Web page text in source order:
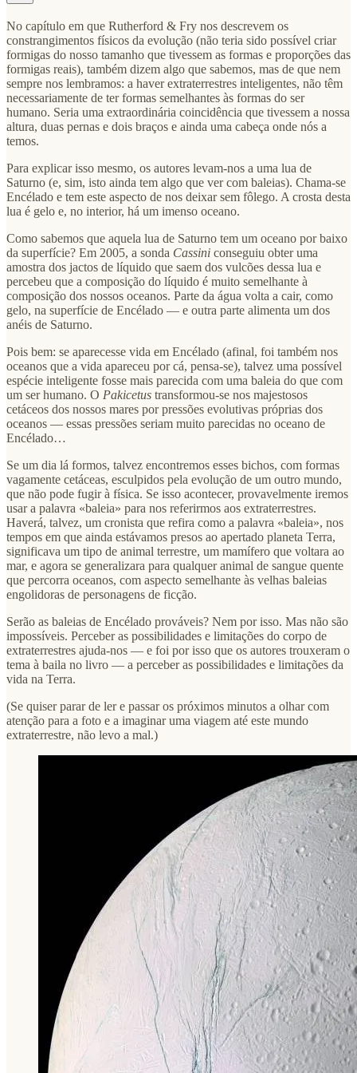
No capítulo em que Rutherford & Fry nos descrevem os
constrangimentos físicos da evolução (não teria sido possível criar
formigas do nosso tamanho que tivessem as formas e proporções das
formigas reais), também dizem algo que sabemos, mas de que nem
sempre nos lembramos: a haver extraterrestres inteligentes, não têm
necessariamente de ter formas semelhantes às formas do ser
humano. Seria uma extraordinária coincidência que tivessem a nossa
altura, duas pernas e dois braços e ainda uma cabeça onde nós a
temos.
Para explicar isso mesmo, os autores levam-nos a uma lua de
Saturno (e, sim, isto ainda tem algo que ver com baleias). Chama-se
Encélado e tem este aspecto de nos deixar sem fôlego. A crosta desta
lua é gelo e, no interior, há um imenso oceano.
Como sabemos que aquela lua de Saturno tem um oceano por baixo
da superfície? Em 2005, a sonda Cassini conseguiu obter uma
amostra dos jactos de líquido que saem dos vulcões dessa lua e
percebeu que a composição do líquido é muito semelhante à
composição dos nossos oceanos. Parte da água volta a cair, como
gelo, na superfície de Encélado — e outra parte alimenta um dos
anéis de Saturno.
Pois bem: se aparecesse vida em Encélado (afinal, foi também nos
oceanos que a vida apareceu por cá, pensa-se), talvez uma possível
espécie inteligente fosse mais parecida com uma baleia do que com
um ser humano. O Pakicetus transformou-se nos majestosos
cetáceos dos nossos mares por pressões evolutivas próprias dos
oceanos — essas pressões seriam muito parecidas no oceano de
Encélado…
Se um dia lá formos, talvez encontremos esses bichos, com formas
vagamente cetáceas, esculpidos pela evolução de um outro mundo,
que não pode fugir à física. Se isso acontecer, provavelmente iremos
usar a palavra «baleia» para nos referirmos aos extraterrestres.
Haverá, talvez, um cronista que refira como a palavra «baleia», nos
tempos em que ainda estávamos presos ao apertado planeta Terra,
significava um tipo de animal terrestre, um mamífero que voltara ao
mar, e agora se generalizara para qualquer animal de sangue quente
que percorra oceanos, com aspecto semelhante às velhas baleias
engolidoras de personagens de ficção.
Serão as baleias de Encélado prováveis? Nem por isso. Mas não são
impossíveis. Perceber as possibilidades e limitações do corpo de
extraterrestres ajuda-nos — e foi por isso que os autores trouxeram o
tema à baila no livro — a perceber as possibilidades e limitações da
vida na Terra.
(Se quiser parar de ler e passar os próximos minutos a olhar com
atenção para a foto e a imaginar uma viagem até este mundo
extraterrestre, não levo a mal.)